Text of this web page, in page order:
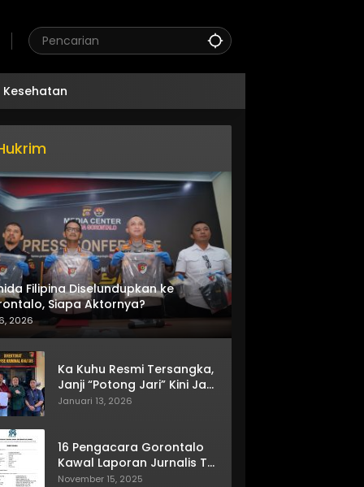
Kesehatan
Filipina Diselundupkan ke
Siapa Aktornya?
2026
Ka Kuhu Resmi Tersangka,
Janji “Potong Jari” Kini Jadi
Bumerang
Januari 13, 2026
16 Pengacara Gorontalo
Kawal Laporan Jurnalis TV
One
November 15, 2025